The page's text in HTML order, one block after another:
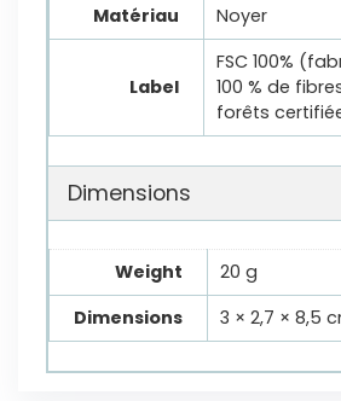
Matériau
Noyer
Label
FSC 100%
100 % de
forêts
Dimensions
Weight
20 g
Dimensions
3 × 2,7 × 8,5